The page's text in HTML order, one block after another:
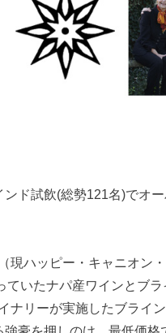
ド試飲(総勢121名)でオ
現ハッピー・キャニオン
ていたナパ産ワインとブラ
リーが実施したブライン